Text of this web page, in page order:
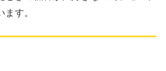
す。